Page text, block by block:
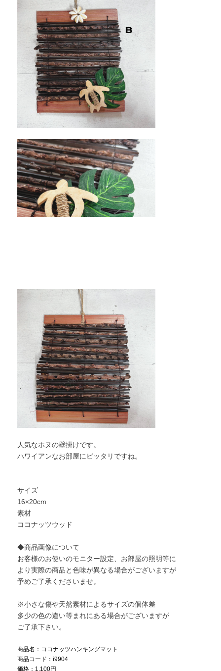
人気なホヌの壁掛けです。
ハワイアンなお部屋にピッタリですね。
サイズ
16×20cm
素材
ココナッツウッド
◆商品画像について
お客様のお使いのモニター設定、お部屋の照明等に
より実際の商品と色味が異なる場合がございますが
予めご了承くださいませ。
※小さな傷や天然素材によるサイズの個体差
多少の色の違い等まれにある場合がございますが
ご了承下さい。
商品名：ココナッツハンキングマット
商品コード：i9904
価格：1,100円